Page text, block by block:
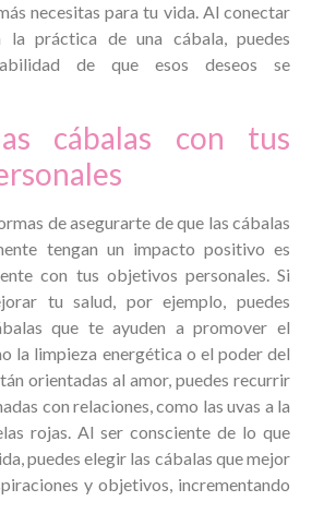
necesitas para tu vida. Al conectar
la práctica de una cábala, puedes
de que esos deseos se
cábalas con tus
de asegurarte de que las cábalas
tengan un impacto positivo es
con tus objetivos personales. Si
tu salud, por ejemplo, puedes
que te ayuden a promover el
la limpieza energética o el poder del
orientadas al amor, puedes recurrir
con relaciones, como las uvas a la
rojas. Al ser consciente de lo que
puedes elegir las cábalas que mejor
y objetivos, incrementando